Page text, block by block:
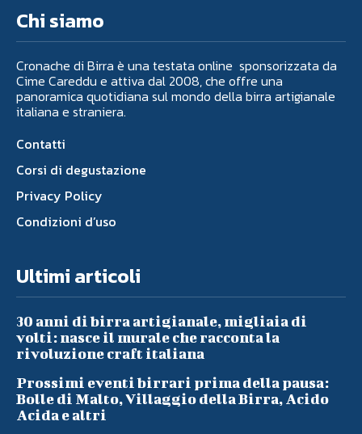
Chi siamo
Cronache di Birra è una testata online sponsorizzata da
Cime Careddu e attiva dal 2008, che offre una
panoramica quotidiana sul mondo della birra artigianale
italiana e straniera.
Contatti
Corsi di degustazione
Privacy Policy
Condizioni d’uso
Ultimi articoli
30 anni di birra artigianale, migliaia di
volti: nasce il murale che racconta la
rivoluzione craft italiana
Prossimi eventi birrari prima della pausa:
Bolle di Malto, Villaggio della Birra, Acido
Acida e altri